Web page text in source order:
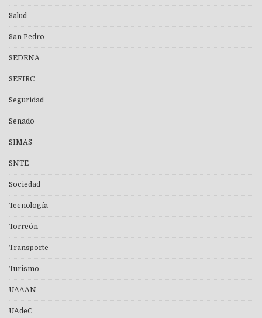
Salud
San Pedro
SEDENA
SEFIRC
Seguridad
Senado
SIMAS
SNTE
Sociedad
Tecnología
Torreón
Transporte
Turismo
UAAAN
UAdeC